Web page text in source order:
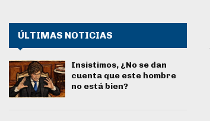
ÚLTIMAS NOTICIAS
Insistimos, ¿No se dan
cuenta que este hombre
no está bien?